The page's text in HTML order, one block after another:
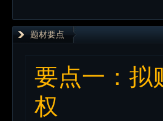
题材要点
要点一：拟
权